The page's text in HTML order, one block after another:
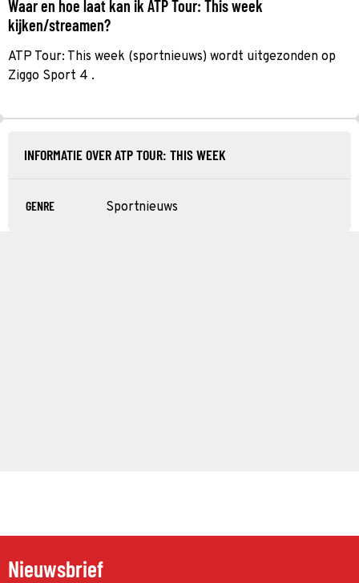
Waar en hoe laat kan ik ATP Tour: This week
kijken/streamen?
ATP Tour: This week (sportnieuws) wordt uitgezonden op
Ziggo Sport 4 .
INFORMATIE OVER ATP TOUR: THIS WEEK
GENRE Sportnieuws
Nieuwsbrief